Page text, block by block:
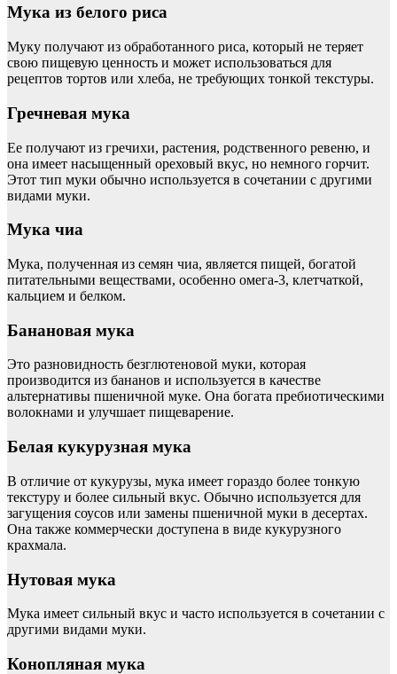
Мука из белого риса
Муку получают из обработанного риса, который не теряет
свою пищевую ценность и может использоваться для
рецептов тортов или хлеба, не требующих тонкой текстуры.
Гречневая мука
Ее получают из гречихи, растения, родственного ревеню, и
она имеет насыщенный ореховый вкус, но немного горчит.
Этот тип муки обычно используется в сочетании с другими
видами муки.
Мука чиа
Мука, ​​полученная из семян чиа, является пищей, богатой
питательными веществами, особенно омега-3, клетчаткой,
кальцием и белком.
Банановая мука
Это разновидность безглютеновой муки, которая
производится из бананов и используется в качестве
альтернативы пшеничной муке. Она богата пребиотическими
волокнами и улучшает пищеварение.
Белая кукурузная мука
В отличие от кукурузы, мука имеет гораздо более тонкую
текстуру и более сильный вкус. Обычно используется для
загущения соусов или замены пшеничной муки в десертах.
Она также коммерчески доступена в виде кукурузного
крахмала.
Нутовая мука
Мука имеет сильный вкус и часто используется в сочетании с
другими видами муки.
Конопляная мука